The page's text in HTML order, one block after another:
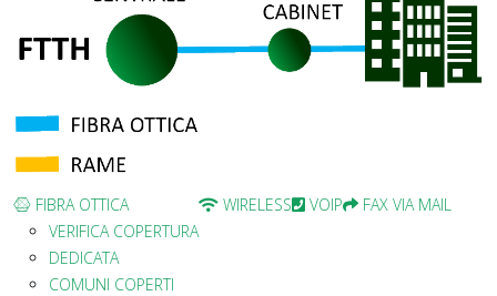
FIBRA OTTICA
VERIFICA COPERTURA
DEDICATA
COMUNI COPERTI
WIRELESS VOIP FAX VIA MAIL